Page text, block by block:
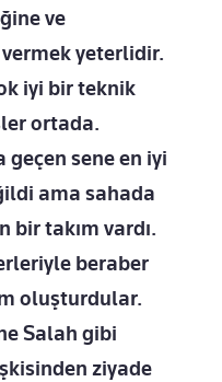
ve
yeterlidir.
iyi bir teknik
ortada.
sene en iyi
ama sahada
bir takım vardı.
beraber
oluşturdular.
Salah gibi
ziyade